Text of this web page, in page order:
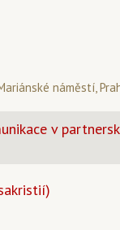
náměstí,
v